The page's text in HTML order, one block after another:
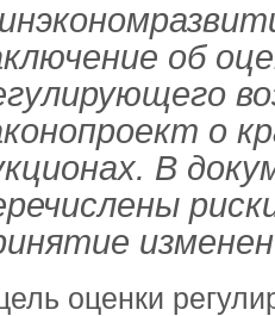
об
о
В
оценки